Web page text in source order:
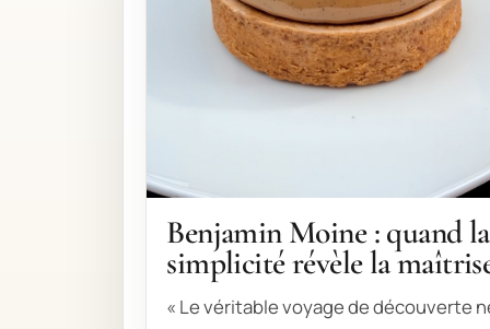
Benjamin Moine : quand la
simplicité révèle la
« Le véritable voyage de découverte